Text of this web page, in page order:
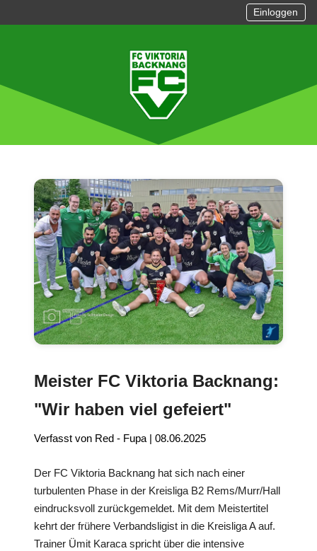
Einloggen
Meister FC Viktoria Backnang:
"Wir haben viel gefeiert"
Verfasst von Red - Fupa | 08.06.2025
Der FC Viktoria Backnang hat sich nach einer
turbulenten Phase in der Kreisliga B2 Rems/Murr/Hall
eindrucksvoll zurückgemeldet. Mit dem Meistertitel
kehrt der frühere Verbandsligist in die Kreisliga A auf.
Trainer Ümit Karaca spricht über die intensive